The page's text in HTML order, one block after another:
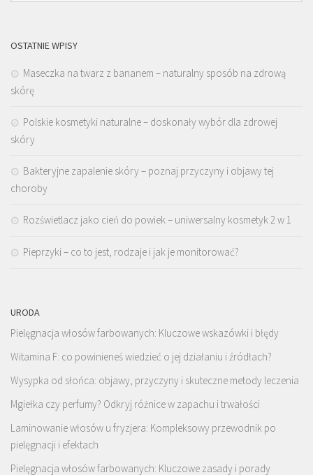
OSTATNIE WPISY
Maseczka na twarz z bananem – naturalny sposób na zdrową
skórę
Polskie kosmetyki naturalne – doskonały wybór dla zdrowej
skóry
Bakteryjne zapalenie skóry – poznaj przyczyny i objawy tej
choroby
Rozświetlacz jako cień do powiek – uniwersalny kosmetyk 2 w 1
Pieprzyki – co to jest, rodzaje i jak je monitorować?
URODA
Pielęgnacja włosów farbowanych: Kluczowe wskazówki i błędy
Witamina F: co powinieneś wiedzieć o jej działaniu i źródłach?
Wysypka od słońca: objawy, przyczyny i skuteczne metody leczenia
Mgiełka czy perfumy? Odkryj różnice w zapachu i trwałości
Laminowanie włosów u fryzjera: Kompleksowy przewodnik po
pielęgnacji i efektach
Pielęgnacja włosów farbowanych: Kluczowe zasady i porady